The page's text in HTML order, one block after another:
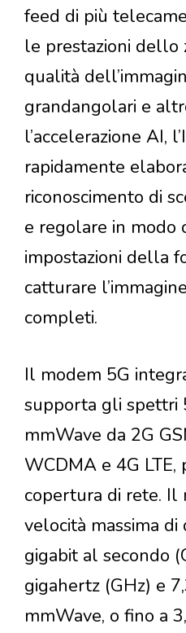
feed di più
le prestazioni dello
qualità
grandangolari e
l’accelerazione AI,
rapidamente
riconoscimento di
e regolare in modo
impostazioni della
catturare
completi.
Il modem 5G
supporta gli spettri
mmWave da 2G
WCDMA e 4G
copertura di rete. Il
velocità massima
gigabit al secondo
gigahertz (GHz) e
mmWave, o fino a